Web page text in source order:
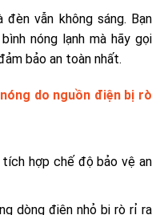
vẫn không sáng. Bạn
nóng lạnh mà hãy gọi
bảo an toàn nhất.
do nguồn điện bị rò
hợp chế độ bảo vệ an
dòng điện nhỏ bị rò rỉ ra